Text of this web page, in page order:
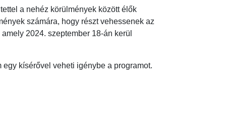
a nehéz körülmények között élők
számára, hogy részt vehessenek az
2024. szeptember 18-án kerül
kísérővel veheti igénybe a programot.